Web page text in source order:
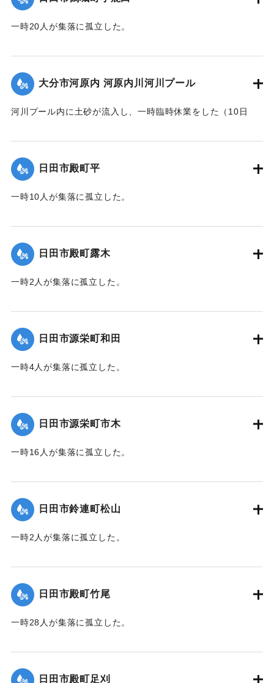
一時20人が集落に孤立した。
｜固有コード:01203018
大分市河原内 河原内川河川プール
河川プール内に土砂が流入し、一時臨時休業をした（10日
日田市殿町平
一時10人が集落に孤立した。
｜固有コード:01203012
日田市殿町露木
一時2人が集落に孤立した。
｜固有コード:01203013
日田市源栄町和田
一時4人が集落に孤立した。
｜固有コード:01203014
日田市源栄町市木
一時16人が集落に孤立した。
｜固有コード:01203015
日田市鈴連町松山
一時2人が集落に孤立した。
｜固有コード:01203008
日田市殿町竹尾
一時28人が集落に孤立した。
｜固有コード:01203009
日田市殿町足刈